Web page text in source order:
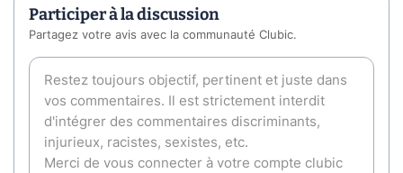
Participer à la discussion
Partagez votre avis avec la communauté Clubic.